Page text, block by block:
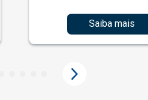
Saiba mais